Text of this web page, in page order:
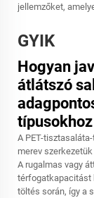
jellemzőket,
GYIK
Hogyan
átlátszó
A PET-
merev
A rugalmas vagy
térfogatkapacitást
töltés során, így a